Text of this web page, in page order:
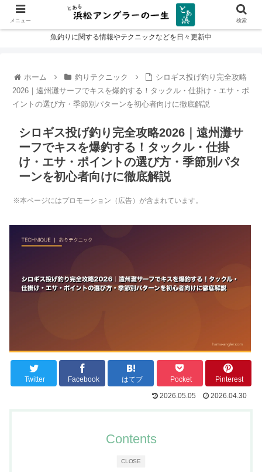
魚釣りに関する情報やテクニックなどを日々更新中
ホーム 釣りテクニック
シロギス投げ釣り完全攻略
2026｜遠州灘サーフでキスを爆釣する！タックル・仕掛け・エサ・ポ
イントの選び方・季節別パターンを初心者向けに徹底解説
シロギス投げ釣り完全攻略2026｜遠州灘サ
ーフでキスを爆釣する！タックル・仕掛
け・エサ・ポイントの選び方・季節別パタ
ーンを初心者向けに徹底解説
※本ページにはプロモーション（広告）が含まれています。
Twitter Facebook はてブ Pocket
Pinterest
2026.05.05
2026.04.30
CLOSE
Contents
メニュー 検索